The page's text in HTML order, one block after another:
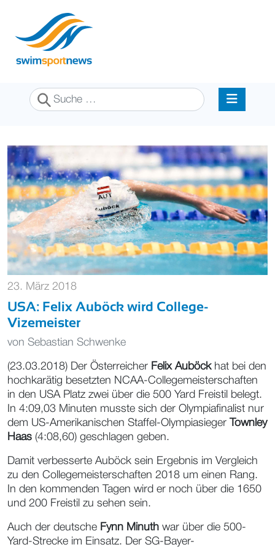
Suchen
23. März 2018
USA: Felix Auböck wird College-
Vizemeister
von Sebastian Schwenke
(23.03.2018) Der Österreicher Felix Auböckhat bei den
hochkarätig besetzten NCAA-Collegemeisterschaften
in den USA Platz zwei über die 500 Yard Freistil belegt.
In 4:09,03 Minuten musste sich der Olympiafinalist nur
dem US-Amerikanischen Staffel-Olympiasieger
Townley
Haas (4:08,60) geschlagen geben.
Damit verbesserte Auböck sein Ergebnis im Vergleich
zu den Collegemeisterschaften 2018 um einen Rang.
In den kommenden Tagen wird er noch über die 1650
und 200 Freistil zu sehen sein.
Auch der deutsche Fynn Minuth war über die 500-
Yard-Strecke im Einsatz. Der SG-Bayer-